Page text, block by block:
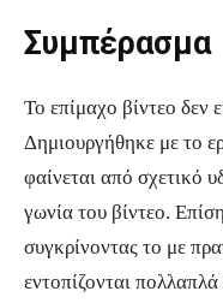
Συμπέρασμα
Το επίμαχο βίντεο δεν
Δημιουργήθηκε με το
φαίνεται από σχετικό
γωνία του βίντεο.
συγκρίνοντας το με
εντοπίζονται